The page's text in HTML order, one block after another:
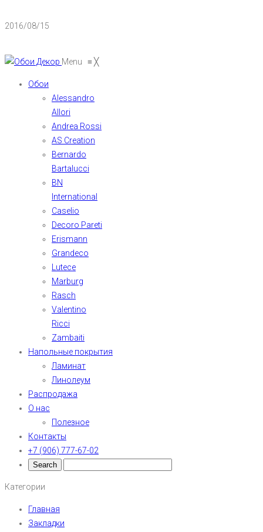
2016/08/15
Menu ≡╳
Обои
Alessandro
Allori
Andrea Rossi
AS Creation
Bernardo
Bartalucci
BN
International
Caselio
Decoro Pareti
Erismann
Grandeco
Lutece
Marburg
Rasch
Valentino
Ricci
Zambaiti
Напольные покрытия
Ламинат
Линолеум
Распродажа
О нас
Полезное
Контакты
+7 (906) 777-67-02
Категории
Главная
Закладки